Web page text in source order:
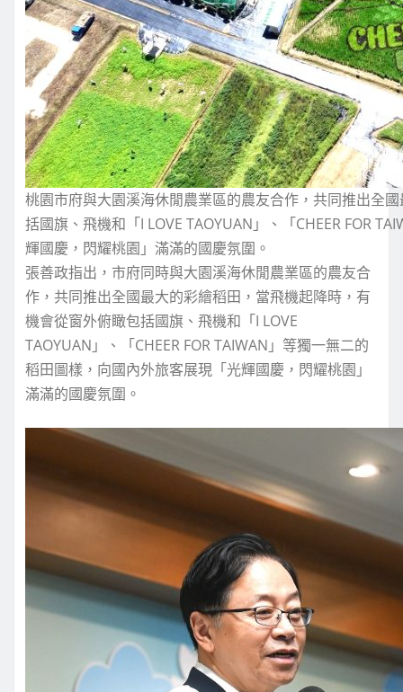
桃園市府與大園溪海休閒農業區的農友合作，共同推出全
括國旗、飛機和「I LOVE TAOYUAN」、「CHEER FOR
輝國慶，閃耀桃園」滿滿的國慶氛圍。
張善政指出，市府同時與大園溪海休閒農業區的農友合
作，共同推出全國最大的彩繪稻田，當飛機起降時，有
機會從窗外俯瞰包括國旗、飛機和「I LOVE
TAOYUAN」、「CHEER FOR TAIWAN」等獨一無二的
稻田圖樣，向國內外旅客展現「光輝國慶，閃耀桃園」
滿滿的國慶氛圍。